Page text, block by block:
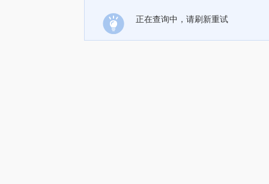
正在查询中，请刷新重试